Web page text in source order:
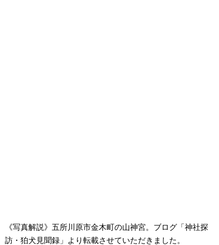
《写真解説》五所川原市金木町の山神宮。ブログ「神社探
訪・狛犬見聞録」より転載させていただきました。